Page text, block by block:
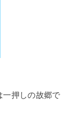
一押しの故郷で